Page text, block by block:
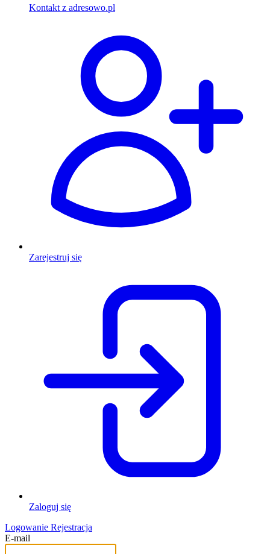
Kontakt z adresowo.pl
Zarejestruj się
Zaloguj się
Logowanie Rejestracja
E-mail